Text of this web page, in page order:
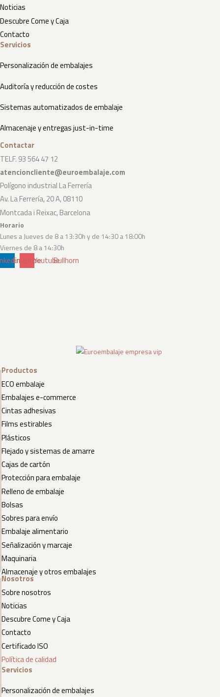
Noticias
Descubre Come y Caja
Contacto
Servicios
Personalización de embalajes
Auditoría y reducción de costes
Sistemas automatizados de embalaje
Almacenaje y entregas just-in-time
Contactar
TELF. 93 564 47 12
atencioncliente@euroembalaje.com
Polígono industrial La Ferrería
Av. La Ferrería, 20 A, 08110
Montcada i Reixac, Barcelona
Horario
Lunes a Jueves de 8 a 13:30h y de 14:30 a 18:00h
Viernes de 8 a 14:30h
EnvelopeYoutubeBullhorn
Productos
ECO embalaje
Embalajes e-commerce
Cintas adhesivas
Films estirables
Plásticos
Flejado y sistemas de amarre
Cajas de cartón
Protección para embalaje
Relleno de embalaje
Bolsas
Sobres para envío
Embalaje alimentario
Señalización y marcaje
Maquinaria
Almacenaje y otros embalajes
Nosotros
Sobre nosotros
Noticias
Descubre Come y Caja
Contacto
Certificado ISO
Política de calidad
Servicios
Personalización de embalajes